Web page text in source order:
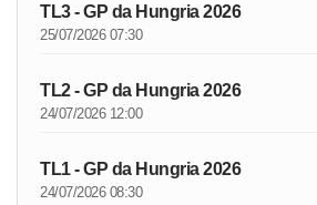
TL3 - GP da Hungria 2026
25/07/2026 07:30
TL2 - GP da Hungria 2026
24/07/2026 12:00
TL1 - GP da Hungria 2026
24/07/2026 08:30